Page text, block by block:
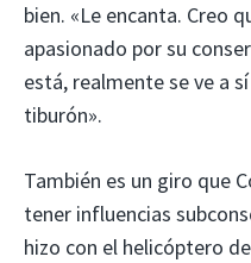
bien. «Le encanta. Creo
apasionado por su
está, realmente se ve a
tiburón».
También es un giro que
tener influencias
hizo con el helicóptero